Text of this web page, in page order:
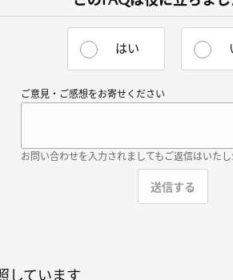
はい
ご意見・ご感想をお寄せください
お問い合わせを入力されましてもご返信はいた
しています